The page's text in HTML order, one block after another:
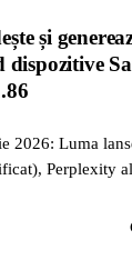
și
2026: Luma
Perplexity
majore,